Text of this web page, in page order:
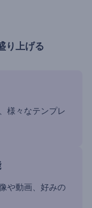
り上げる
様々なテンプレ
や動画、好みの